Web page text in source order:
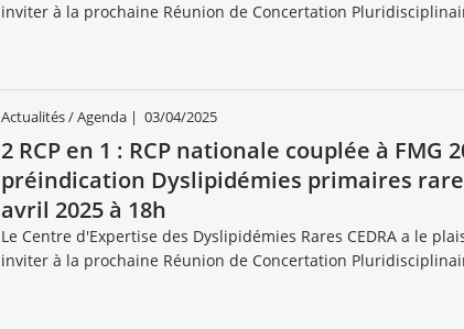
inviter à la prochaine Réunion de Concertation
Actualités / Agenda| 03/04/2025
2 RCP en 1 : RCP nationale couplée à FMG
préindication Dyslipidémies primaires
avril 2025 à 18h
Le Centre d'Expertise des Dyslipidémies Rares CEDRA a le
inviter à la prochaine Réunion de Concertation